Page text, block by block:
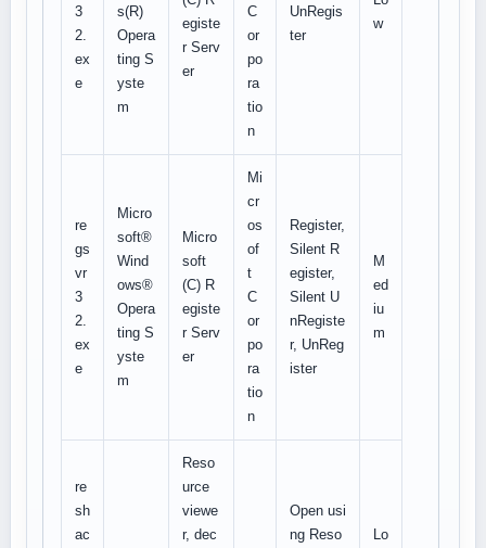
3
2.
ex
e
s(R)
Opera
ting S
yste
m
egiste
r Serv
er
C
or
po
ra
tio
n
UnRegis
ter
w
re
gs
vr
3
2.
ex
e
Micro
soft®
Wind
ows®
Opera
ting S
yste
m
Micro
soft
(C) R
egiste
r Serv
er
Mi
cr
os
of
t
C
or
po
ra
tio
n
Register,
Silent R
egister,
Silent U
nRegiste
r, UnReg
ister
M
ed
iu
m
re
sh
ac
Reso
urce
viewe
r, dec
Open usi
ng Reso
Lo